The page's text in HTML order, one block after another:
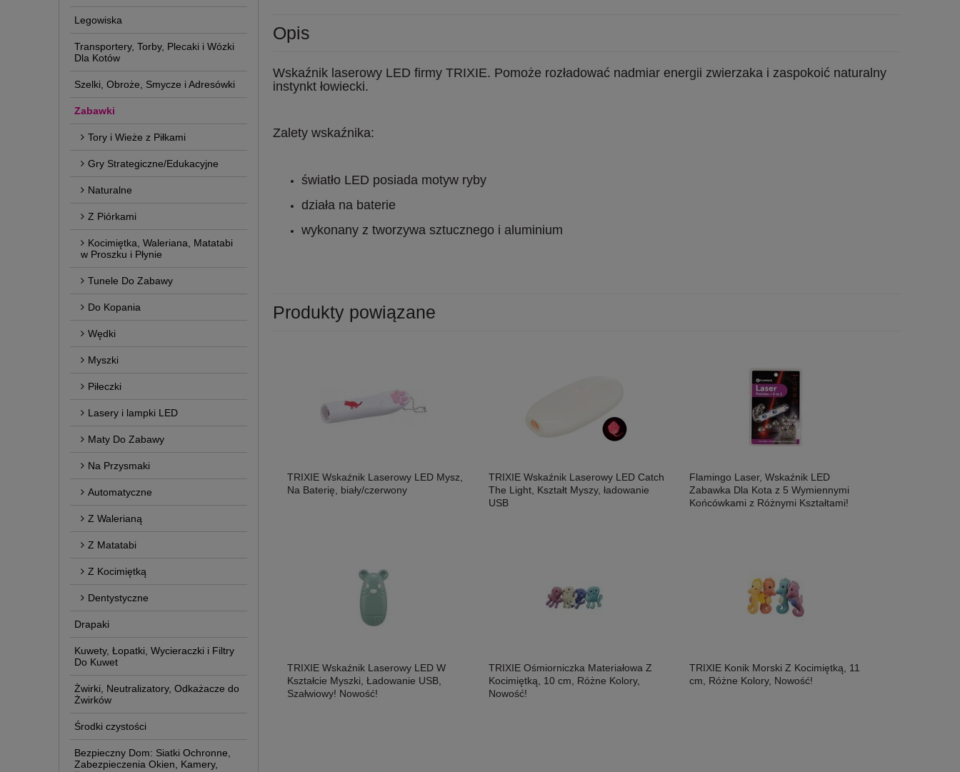
Legowiska
Transportery, Torby, Plecaki i Wózki
Dla Kotów
Szelki, Obroże, Smycze i Adresówki
Zabawki
Tory i Wieże z Piłkami
Gry Strategiczne/Edukacyjne
Naturalne
Z Piórkami
Kocimiętka, Waleriana, Matatabi
w Proszku i Płynie
Tunele Do Zabawy
Do Kopania
Wędki
Myszki
Piłeczki
Lasery i lampki LED
Maty Do Zabawy
Na Przysmaki
Automatyczne
Z Walerianą
Z Matatabi
Z Kocimiętką
Dentystyczne
Drapaki
Kuwety, Łopatki, Wycieraczki i Filtry
Do Kuwet
Żwirki, Neutralizatory, Odkażacze do
Żwirków
Środki czystości
Bezpieczny Dom: Siatki Ochronne,
Zabezpieczenia Okien, Kamery,
Opis
Wskaźnik laserowy LED firmy TRIXIE. Pomoże rozładować nadmiar energii zwierzaka i zaspokoić naturalny
instynkt łowiecki.
Zalety wskaźnika:
światło LED posiada motyw ryby
działa na baterie
wykonany z tworzywa sztucznego i aluminium
Produkty powiązane
TRIXIE Wskaźnik Laserowy LED Mysz,
Na Baterię, biały/czerwony
TRIXIE Wskaźnik Laserowy LED Catch
The Light, Kształt Myszy, ładowanie
USB
Flamingo Laser, Wskaźnik LED
Zabawka Dla Kota z 5 Wymiennymi
Końcówkami z Różnymi Kształtami!
TRIXIE Wskaźnik Laserowy LED W
Kształcie Myszki, Ładowanie USB,
Szałwiowy! Nowość!
TRIXIE Ośmiorniczka Materiałowa Z
Kocimiętką, 10 cm, Różne Kolory,
Nowość!
TRIXIE Konik Morski Z Kocimiętką, 11
cm, Różne Kolory, Nowość!